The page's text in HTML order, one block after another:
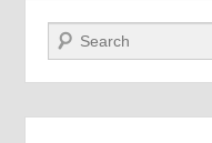
Recherche